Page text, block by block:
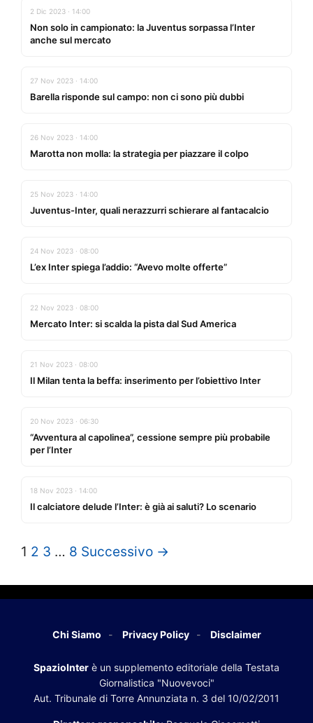
2 Dic 2023 · 14:00
Non solo in campionato: la Juventus sorpassa l’Inter
anche sul mercato
27 Nov 2023 · 14:00
Barella risponde sul campo: non ci sono più dubbi
26 Nov 2023 · 14:00
Marotta non molla: la strategia per piazzare il colpo
25 Nov 2023 · 14:00
Juventus-Inter, quali nerazzurri schierare al fantacalcio
24 Nov 2023 · 08:00
L’ex Inter spiega l’addio: “Avevo molte offerte”
22 Nov 2023 · 08:00
Mercato Inter: si scalda la pista dal Sud America
21 Nov 2023 · 08:00
Il Milan tenta la beffa: inserimento per l’obiettivo Inter
20 Nov 2023 · 06:30
“Avventura al capolinea”, cessione sempre più probabile
per l’Inter
18 Nov 2023 · 14:00
Il calciatore delude l’Inter: è già ai saluti? Lo scenario
1 2 3 … 8 Successivo →
Chi Siamo Privacy Policy Disclaimer
SpazioInter è un supplemento editoriale della Testata
Giornalistica "Nuovevoci"
Aut. Tribunale di Torre Annunziata n. 3 del 10/02/2011